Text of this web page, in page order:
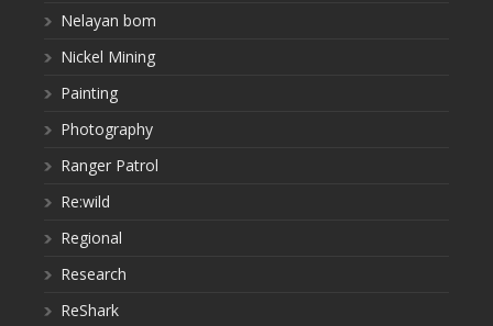
Nelayan bom
Nickel Mining
Painting
Photography
Ranger Patrol
Re:wild
Regional
Research
ReShark